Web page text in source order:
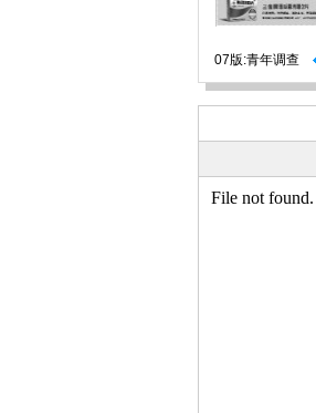
07版:青年调查